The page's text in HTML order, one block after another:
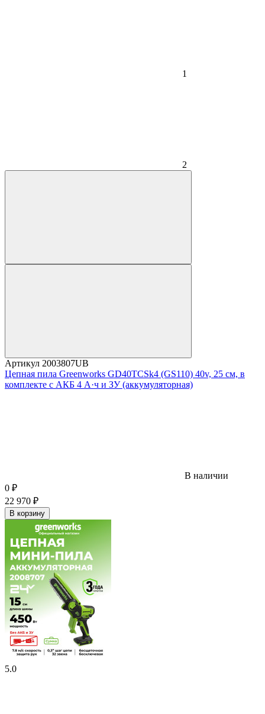
1
2
Артикул 2003807UB
Цепная пила Greenworks GD40TCSk4 (GS110) 40v, 25 см, в
комплекте с АКБ 4 А·ч и ЗУ (аккумуляторная)
В наличии
0 ₽
22 970 ₽
В корзину
5.0